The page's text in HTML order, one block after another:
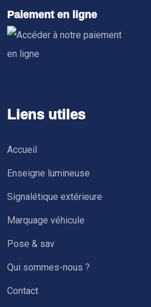
Paiement en ligne
Liens utiles
Accueil
Enseigne lumineuse
Signalétique extérieure
Marquage véhicule
Pose & sav
Qui sommes-nous ?
Contact